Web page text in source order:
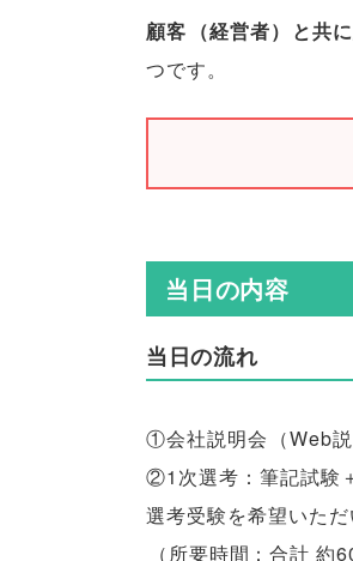
顧客 （経営者） と共
つです。
当日の内容
当日の流れ
①会社説明会 （Web
②1次選考：筆記試験
選考受験を希望いた
（所要時間：合計 約